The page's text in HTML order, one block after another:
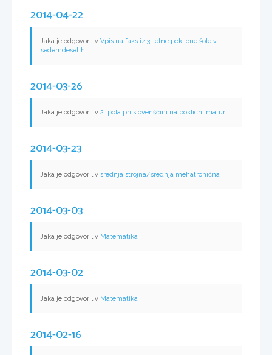
2014-04-22
Jaka je odgovoril v Vpis na faks iz 3-letne poklicne šole v
sedemdesetih
2014-03-26
Jaka je odgovoril v 2. pola pri slovenščini na poklicni maturi
2014-03-23
Jaka je odgovoril v srednja strojna/srednja mehatronična
2014-03-03
Jaka je odgovoril v Matematika
2014-03-02
Jaka je odgovoril v Matematika
2014-02-16